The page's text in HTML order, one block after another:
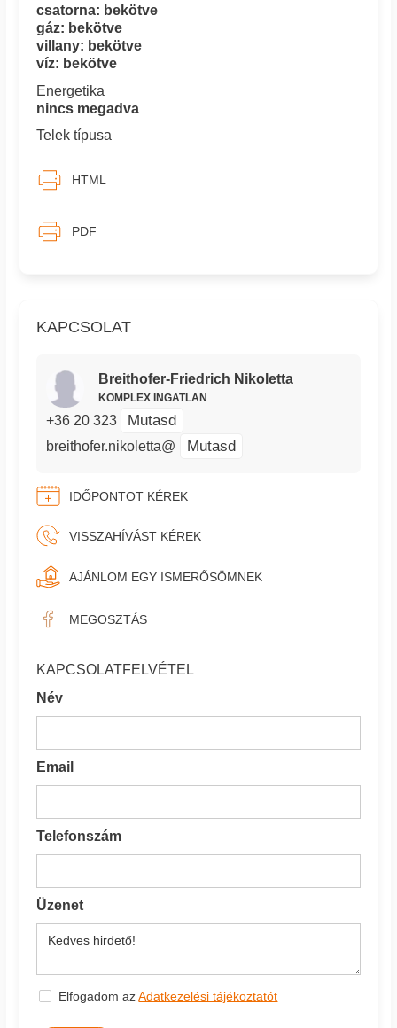
KAPCSOLAT
Breithofer-Friedrich Nikoletta
KOMPLEX INGATLAN
+36 20 323 Mutasd
breithofer.nikoletta@ Mutasd
IDŐPONTOT KÉREK
VISSZAHÍVÁST KÉREK
AJÁNLOM EGY ISMERŐSÖMNEK
MEGOSZTÁS
KAPCSOLATFELVÉTEL
Név
Email
Telefonszám
Üzenet
Elfogadom azAdatkezelési tájékoztatót
csatorna: bekötve
gáz: bekötve
villany: bekötve
víz: bekötve
Energetika
nincs megadva
Telek típusa
HTML
PDF